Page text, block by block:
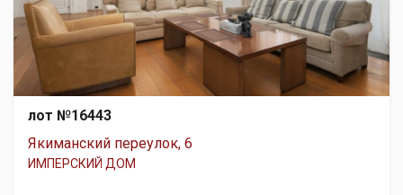
лот №16443
Якиманский переулок, 6
ИМПЕРСКИЙ ДОМ